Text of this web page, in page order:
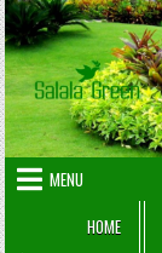
Skip
to
content
MENU
HOME